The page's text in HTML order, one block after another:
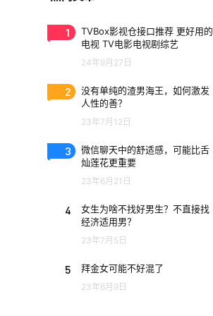
1
TVBox影视仓接口推荐 更好用的
电视 TV电影电视剧综艺
24年9月27日
2
没有单纯的渣男海王，如何激发
人性的善？
23年7月12日
3
微信聊天中的舒适感，可能比舌
灿莲花更重要
23年6月21日
4
女生为啥不找好男生？不直接找
经济适用男？
23年7月5日
5 拜金女可能不好混了
23年6月9日